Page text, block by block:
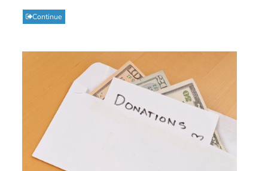
Continue